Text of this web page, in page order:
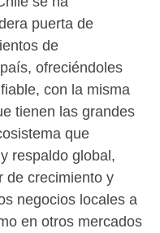
puerta de
de
ofreciéndoles
con la misma
tienen las grandes
que
respaldo global,
de crecimiento y
negocios locales a
en otros mercados